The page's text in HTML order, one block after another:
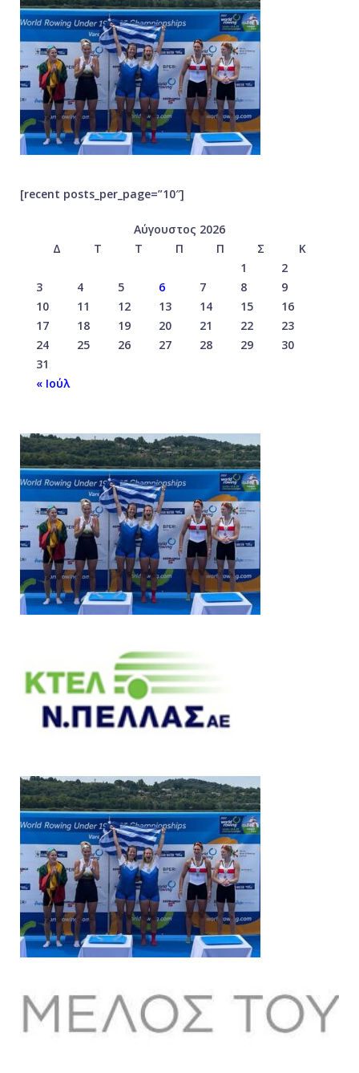
[recent posts_per_page=”10″]
Αύγουστος 2026
Δ
Τ Τ Π Π Σ
Κ
1
2
3
4 5 6 7 8
9
10
11 12 13 14 15
16
17
18 19 20 21 22
23
24
25 26 27 28 29
30
31
« Ιούλ